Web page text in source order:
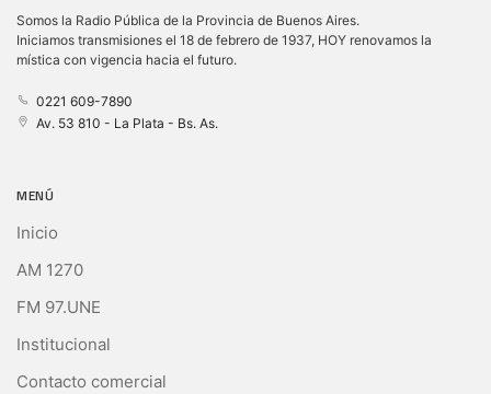
Somos la Radio Pública de la Provincia de Buenos Aires.
Iniciamos transmisiones el 18 de febrero de 1937, HOY renovamos la
mística con vigencia hacia el futuro.
0221 609-7890
Av. 53 810 - La Plata - Bs. As.
MENÚ
Inicio
AM 1270
FM 97.UNE
Institucional
Contacto comercial